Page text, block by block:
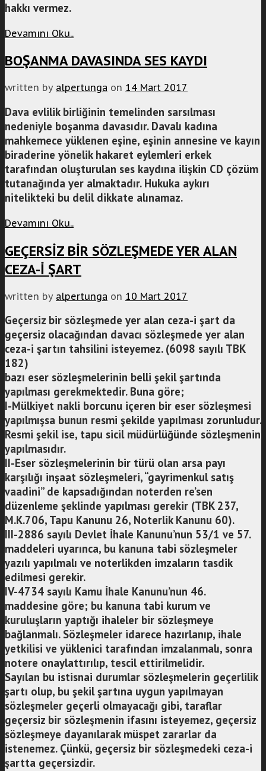
hakkı vermez.
Devamını Oku..
BOŞANMA DAVASINDA SES KAYDI
written by alpertunga on 14 Mart 2017
Dava evlilik birliğinin temelinden sarsılması
nedeniyle boşanma davasıdır. Davalı kadına
mahkemece yüklenen eşine, eşinin annesine ve kayın
biraderine yönelik hakaret eylemleri erkek
tarafından oluşturulan ses kaydına ilişkin CD çözüm
tutanağında yer almaktadır. Hukuka aykırı
nitelikteki bu delil dikkate alınamaz.
Devamını Oku..
GEÇERSİZ BİR SÖZLEŞMEDE YER ALAN
CEZA-İ ŞART
written by alpertunga on 10 Mart 2017
Geçersiz bir sözleşmede yer alan ceza-i şart da
geçersiz olacağından davacı sözleşmede yer alan
ceza-i şartın tahsilini isteyemez. (6098 sayılı TBK
182)
bazı eser sözleşmelerinin belli şekil şartında
yapılması gerekmektedir. Buna göre;
I-Mülkiyet nakli borcunu içeren bir eser sözleşmesi
yapılmışsa bunun resmi şekilde yapılması zorunludur.
Resmi şekil ise, tapu sicil müdürlüğünde sözleşmenin
yapılmasıdır.
II-Eser sözleşmelerinin bir türü olan arsa payı
karşılığı inşaat sözleşmeleri, “gayrimenkul satış
vaadini” de kapsadığından noterden re’sen
düzenleme şeklinde yapılması gerekir (TBK 237,
M.K.706, Tapu Kanunu 26, Noterlik Kanunu 60).
III-2886 sayılı Devlet İhale Kanunu’nun 53/1 ve 57.
maddeleri uyarınca, bu kanuna tabi sözleşmeler
yazılı yapılmalı ve noterlikden imzaların tasdik
edilmesi gerekir.
IV-4734 sayılı Kamu İhale Kanunu’nun 46.
maddesine göre; bu kanuna tabi kurum ve
kuruluşların yaptığı ihaleler bir sözleşmeye
bağlanmalı. Sözleşmeler idarece hazırlanıp, ihale
yetkilisi ve yüklenici tarafından imzalanmalı, sonra
notere onaylattırılıp, tescil ettirilmelidir.
Sayılan bu istisnai durumlar sözleşmelerin geçerlilik
şartı olup, bu şekil şartına uygun yapılmayan
sözleşmeler geçerli olmayacağı gibi, taraflar
geçersiz bir sözleşmenin ifasını isteyemez, geçersiz
sözleşmeye dayanılarak müspet zararlar da
istenemez. Çünkü, geçersiz bir sözleşmedeki ceza-i
şartta geçersizdir.